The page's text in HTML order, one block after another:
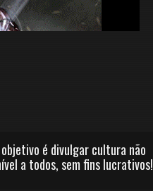
objetivo é divulgar cultura não
a todos, sem fins lucrativos!